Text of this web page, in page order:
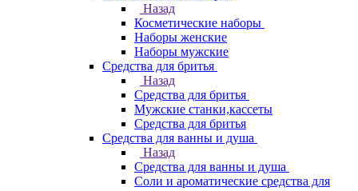
Назад
Косметические наборы
Наборы женские
Наборы мужские
Средства для бритья
Назад
Средства для бритья
Мужские станки,кассеты
Средства для бритья
Средства для ванны и душа
Назад
Средства для ванны и душа
Соли и ароматические средства для